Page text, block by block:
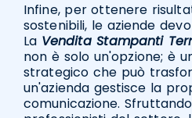
Infine, per ottenere
sostenibili, le aziende
La Vendita Stampanti
non è solo un'opzione; è
strategico che può
un'azienda gestisce la
comunicazione.